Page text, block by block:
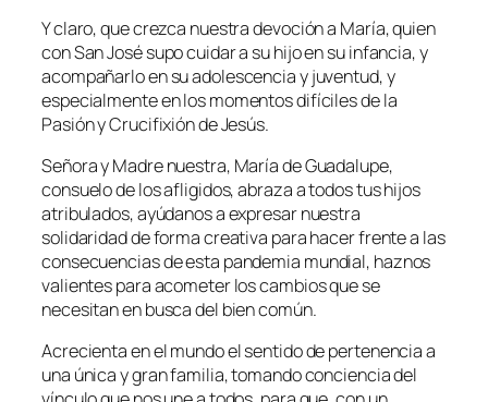
Y claro, que crezca nuestra devoción a María, quien
con San José supo cuidar a su hijo en su infancia, y
acompañarlo en su adolescencia y juventud, y
especialmente en los momentos difíciles de la
Pasión y Crucifixión de Jesús.
Señora y Madre nuestra, María de Guadalupe,
consuelo de los afligidos, abraza a todos tus hijos
atribulados, ayúdanos a expresar nuestra
solidaridad de forma creativa para hacer frente a las
consecuencias de esta pandemia mundial, haznos
valientes para acometer los cambios que se
necesitan en busca del bien común.
Acrecienta en el mundo el sentido de pertenencia a
una única y gran familia, tomando conciencia del